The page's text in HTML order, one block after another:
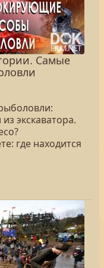
Самые
экскаватора.
где находится